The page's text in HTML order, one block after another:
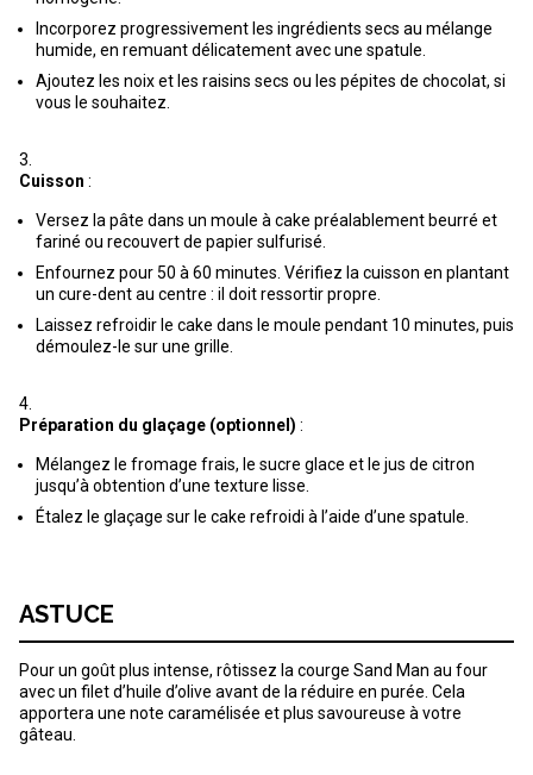
Incorporez progressivement les ingrédients secs au mélange
humide, en remuant délicatement avec une spatule.
Ajoutez les noix et les raisins secs ou les pépites de chocolat, si
vous le souhaitez.
Cuisson :
Versez la pâte dans un moule à cake préalablement beurré et
fariné ou recouvert de papier sulfurisé.
Enfournez pour 50 à 60 minutes. Vérifiez la cuisson en plantant
un cure-dent au centre : il doit ressortir propre.
Laissez refroidir le cake dans le moule pendant 10 minutes, puis
démoulez-le sur une grille.
Préparation du glaçage (optionnel) :
Mélangez le fromage frais, le sucre glace et le jus de citron
jusqu’à obtention d’une texture lisse.
Étalez le glaçage sur le cake refroidi à l’aide d’une spatule.
ASTUCE
Pour un goût plus intense, rôtissez la courge Sand Man au four
avec un filet d’huile d’olive avant de la réduire en purée. Cela
apportera une note caramélisée et plus savoureuse à votre
gâteau.